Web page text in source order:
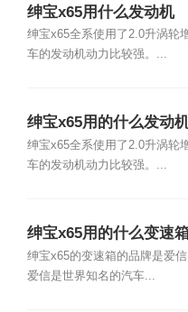
绅宝x65用什么发动机
绅宝x65全系使用了2.0升涡轮
车的发动机动力比较强。...
绅宝x65用的什么发动
绅宝x65全系使用了2.0升涡轮
车的发动机动力比较强。...
绅宝x65用的什么变速
绅宝x65的变速箱的品牌是爱
爱信是世界知名的汽车...